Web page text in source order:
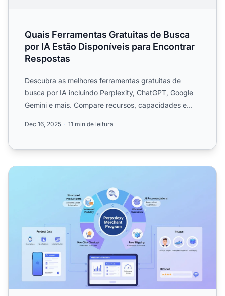
Quais Ferramentas Gratuitas de Busca
por IA Estão Disponíveis para Encontrar
Respostas
Descubra as melhores ferramentas gratuitas de
busca por IA incluindo Perplexity, ChatGPT, Google
Gemini e mais. Compare recursos, capacidades e
Dec 16, 2025 11 min de leitura
Como Funciona o Perplexity Shopping: Otimização para